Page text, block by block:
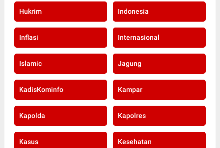
Hukrim Indonesia
Inflasi Internasional
Islamic Jagung
KadisKominfo Kampar
Kapolda Kapolres
Kasus Kesehatan